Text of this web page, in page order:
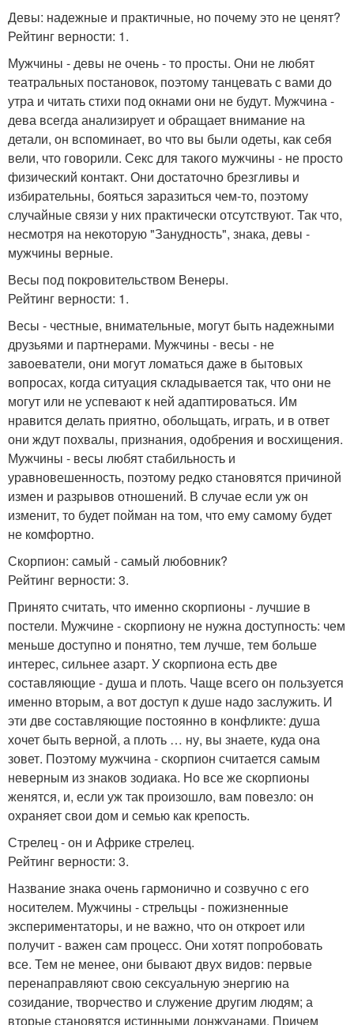
Девы: надежные и практичные, но почему это не ценят?
Рейтинг верности: 1.
Мужчины - девы не очень - то просты. Они не любят
театральных постановок, поэтому танцевать с вами до
утра и читать стихи под окнами они не будут. Мужчина -
дева всегда анализирует и обращает внимание на
детали, он вспоминает, во что вы были одеты, как себя
вели, что говорили. Секс для такого мужчины - не просто
физический контакт. Они достаточно брезгливы и
избирательны, бояться заразиться чем-то, поэтому
случайные связи у них практически отсутствуют. Так что,
несмотря на некоторую "Занудность", знака, девы -
мужчины верные.
Весы под покровительством Венеры.
Рейтинг верности: 1.
Весы - честные, внимательные, могут быть надежными
друзьями и партнерами. Мужчины - весы - не
завоеватели, они могут ломаться даже в бытовых
вопросах, когда ситуация складывается так, что они не
могут или не успевают к ней адаптироваться. Им
нравится делать приятно, обольщать, играть, и в ответ
они ждут похвалы, признания, одобрения и восхищения.
Мужчины - весы любят стабильность и
уравновешенность, поэтому редко становятся причиной
измен и разрывов отношений. В случае если уж он
изменит, то будет пойман на том, что ему самому будет
не комфортно.
Скорпион: самый - самый любовник?
Рейтинг верности: 3.
Принято считать, что именно скорпионы - лучшие в
постели. Мужчине - скорпиону не нужна доступность: чем
меньше доступно и понятно, тем лучше, тем больше
интерес, сильнее азарт. У скорпиона есть две
составляющие - душа и плоть. Чаще всего он пользуется
именно вторым, а вот доступ к душе надо заслужить. И
эти две составляющие постоянно в конфликте: душа
хочет быть верной, а плоть … ну, вы знаете, куда она
зовет. Поэтому мужчина - скорпион считается самым
неверным из знаков зодиака. Но все же скорпионы
женятся, и, если уж так произошло, вам повезло: он
охраняет свои дом и семью как крепость.
Стрелец - он и Африке стрелец.
Рейтинг верности: 3.
Название знака очень гармонично и созвучно с его
носителем. Мужчины - стрельцы - пожизненные
экспериментаторы, и не важно, что он откроет или
получит - важен сам процесс. Они хотят попробовать
все. Тем не менее, они бывают двух видов: первые
перенаправляют свою сексуальную энергию на
созидание, творчество и служение другим людям; а
вторые становятся истинными донжуанами. Причем